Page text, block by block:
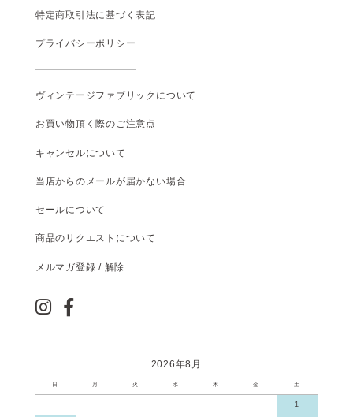
特定商取引法に基づく表記
プライバシーポリシー
ヴィンテージファブリックについて
お買い物頂く際のご注意点
キャンセルについて
当店からのメールが届かない場合
セールについて
商品のリクエストについて
メルマガ登録 / 解除
2026年8月
日 月 火 水 木 金 土
1